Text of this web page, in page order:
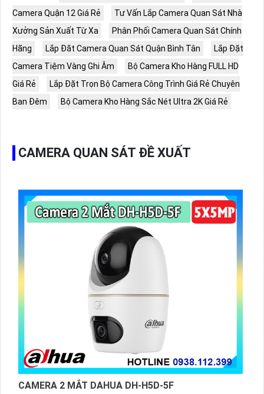
Camera Quận 12 Giá Rẻ
Tư Vấn Lắp Camera Quan Sát Nhà
Xưởng Sản Xuất Từ Xa
Phân Phối Camera Quan Sát Chính
Hãng
Lắp Đăt Camera Quan Sát Quận Bình Tân
Lắp Đặt
Camera Tiệm Vàng Ghi Âm
Bộ Camera Kho Hàng FULL HD
Giá Rẻ
Lắp Đặt Trọn Bộ Camera Công Trình Giá Rẻ Chuyên
Ban Đêm
Bộ Camera Kho Hàng Sắc Nét Ultra 2K Giá Rẻ
CAMERA QUAN SÁT ĐỀ XUẤT
CAMERA 2 MẮT DAHUA DH-H5D-5F